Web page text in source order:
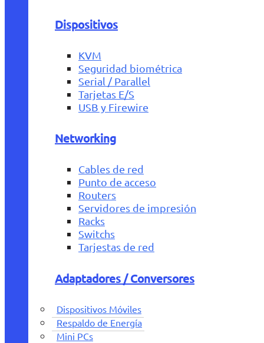
Dispositivos
KVM
Seguridad biométrica
Serial / Parallel
Tarjetas E/S
USB y Firewire
Networking
Cables de red
Punto de acceso
Routers
Servidores de impresión
Racks
Switchs
Tarjestas de red
Adaptadores / Conversores
Dispositivos Móviles
Respaldo de Energía
Mini PCs